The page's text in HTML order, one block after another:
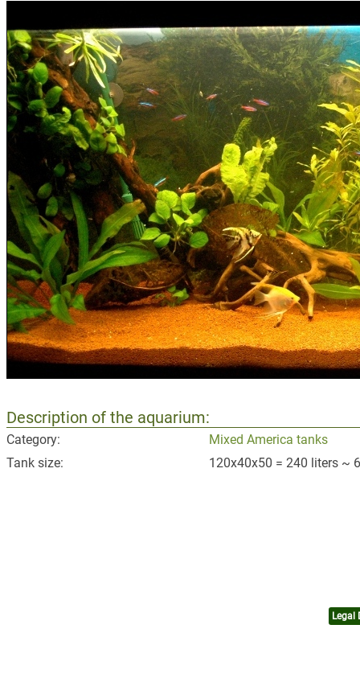
Description of the aquarium:
Category:
Mixed America tanks
Tank size:
120x40x50 = 240 liters ~
Legal